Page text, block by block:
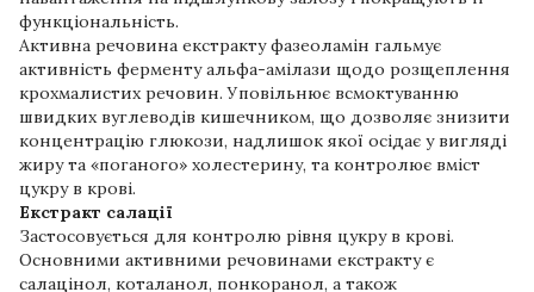
функціональність.
Активна речовина екстракту фазеоламін гальмує
активність ферменту альфа-амілази щодо розщеплення
крохмалистих речовин. Уповільнює всмоктуванню
швидких вуглеводів кишечником, що дозволяє знизити
концентрацію глюкози, надлишок якої осідає у вигляді
жиру та «поганого» холестерину, та контролює вміст
цукру в крові.
Екстракт салації
Застосовується для контролю рівня цукру в крові.
Основними активними речовинами екстракту є
салацінол, коталанол, понкоранол, а також